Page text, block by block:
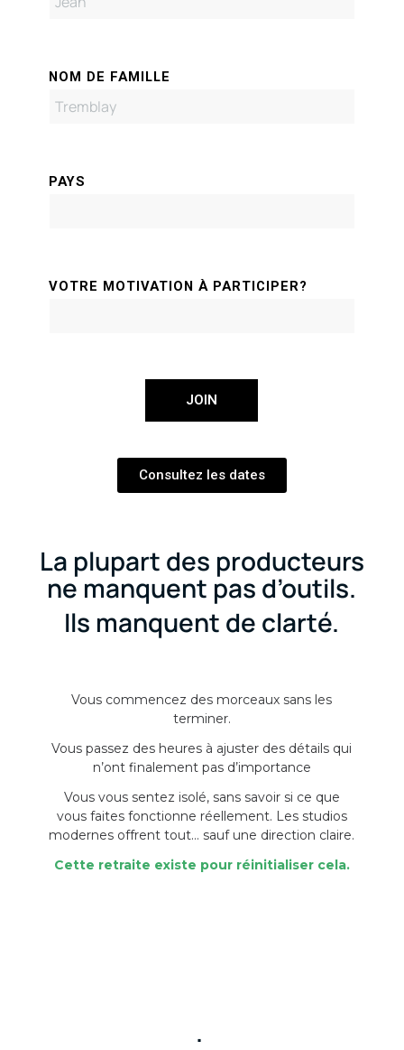
NOM DE FAMILLE
PAYS
VOTRE MOTIVATION À PARTICIPER?
JOIN
Consultez les dates
La plupart des producteurs
ne manquent pas d’outils.
Ils manquent de clarté.
Vous commencez des morceaux sans les
terminer.
Vous passez des heures à ajuster des détails qui
n’ont finalement pas d’importance
Vous vous sentez isolé, sans savoir si ce que
vous faites fonctionne réellement. Les studios
modernes offrent tout… sauf une direction claire.
Cette retraite existe pour réinitialiser cela.
.